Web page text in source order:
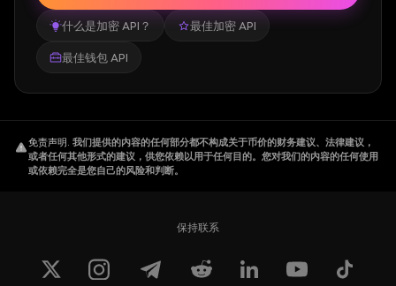
什么是加密 API？ 最佳加密 API
最佳钱包 API
免责声明. 我们提供的内容的任何部分都不构成关于币价的财务建议、法律建议，
或者任何其他形式的建议，供您依赖以用于任何目的。您对我们的内容的任何使用
或依赖完全是您自己的风险和判断。
保持联系